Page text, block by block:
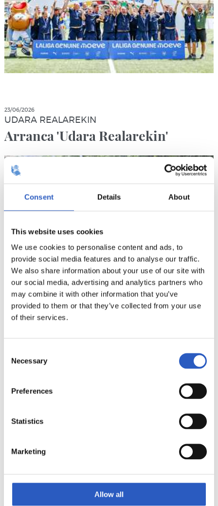
Consent Details About
This website uses cookies
We use cookies to personalise content and ads, to
provide social media features and to analyse our traffic.
We also share information about your use of our site with
our social media, advertising and analytics partners who
may combine it with other information that you’ve
provided to them or that they’ve collected from your use
of their services.
Selection
Necessary
Preferences
Statistics
Marketing
Allow all
23/06/2026
UDARA REALAREKIN
Arranca 'Udara Realarekin'
19/06/2026
RS FUNDAZIOA